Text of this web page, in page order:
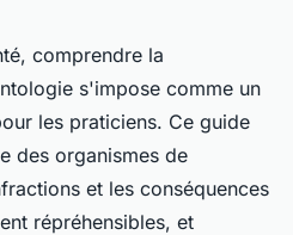
et déontologie
: le guide
lecture
comprendre la
s'impose comme un
les praticiens. Ce guide
des organismes de
et les conséquences
répréhensibles, et